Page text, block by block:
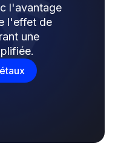
l'avantage
l'effet de
une